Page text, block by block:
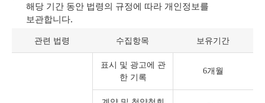
해당 기간 동안 법령의 규정에 따라 개인정보를
보관합니다.
관련 법령 수집항목 보유기간
표시 및 광고에 관
한 기록
6개월